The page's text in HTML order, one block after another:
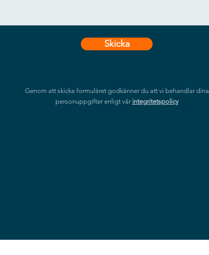
Skicka
Genom att skicka formuläret godkänner du att vi behandlar dina
personuppgifter enligt vår integritetspolicy